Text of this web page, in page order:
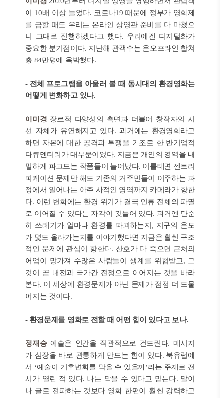
이 10배 이상 늘었다. 코로나19 때문에 정부가 영화제
를 금할 때도 우리는 온라인 상영관 준비를 다 마쳤으
니 그대로 진행하겠다고 했다. 우리에겐 디지털화가
중요한 분기점이다. 지난해 관객수는 온오프라인 합쳐
총 84만명에 육박했다.
- 전체 프로그램을 아울러 볼 때 동시대의 환경영화는
어떻게 변화하고 있나.
이미경 장르적 다양성의 측면과 더불어 창작자의 시
선 자체가 유연해지고 있다. 과거에는 환경영화라고
하면 자본에 대한 공격과 투쟁을 기조로 한 반기업적
다큐멘터리가 대부분이었다. 지금은 개인의 영역을 내
밀하게 파고드는 작품들이 늘어났다. 이를테면 젠트리
피케이션 문제만 해도 기존의 거주민들이 이주하는 과
정에서 일어나는 아주 사적인 영역까지 카메라가 향한
다. 이런 변화에는 환경 위기가 결국 인류 전체의 파멸
로 이어질 수 있다는 자각이 깃들어 있다. 과거엔 단순
히 쓰레기가 얼마나 환경를 파괴하는지, 지구의 온도
가 몇도 올라가는지를 이야기했다면 지금은 훨씬 구조
적인 문제에 관심이 향한다. 산호가 다 죽으면 근처의
어업이 망가져 수많은 사람들이 생계를 위협받고, 그
것이 곧 내전과 국가간 전쟁으로 이어지는 것을 바라
본다. 이 세상에 환경문제가 아닌 문제가 점점 더 드물
어지는 것이다.
- 환경문제를 영화로 전할 때 어떤 힘이 있다고 보나.
정재승 예술은 인간을 직관적으로 건드린다. 메시지
가 심장을 바로 관통하게 만드는 힘이 있다. 북유럽에
서 ‘예술이 기후변화를 막을 수 있을까’라는 주제로 전
시가 열린 적 있다. 나는 막을 수 있다고 믿는다. 말이
나 글로 전파하는 것보다 영화 한편이 훨씬 강력하고